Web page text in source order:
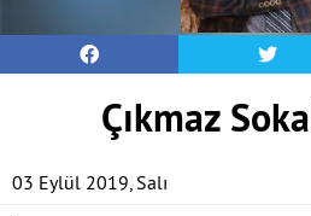
Çıkmaz
03 Eylül 2019, Salı